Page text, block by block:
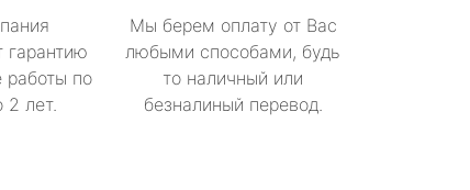
гарантию
работы по
2 лет.
Мы берем оплату от Вас
любыми способами, будь
то наличный или
безналиный перевод.